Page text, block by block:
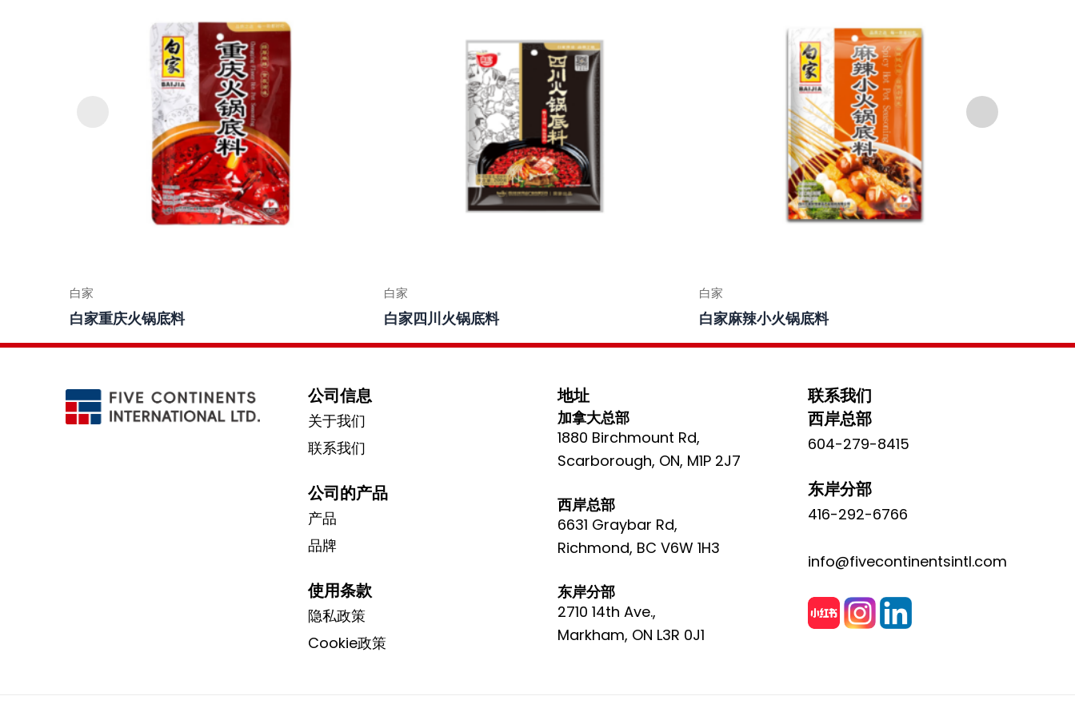
白家
白家重庆火锅底料
白家
白家四川火锅底料
白家
白家麻辣小火锅底料
公司信息
关于我们
联系我们
公司的产品
产品
品牌
使用条款
隐私政策
Cookie政策
地址
加拿大总部
1880 Birchmount Rd,
Scarborough, ON, M1P 2J7
西岸总部
6631 Graybar Rd,
Richmond, BC V6W 1H3
东岸分部
2710 14th Ave.,
Markham, ON L3R 0J1
联系我们
西岸总部
604-279-8415
东岸分部
416-292-6766
info@fivecontinentsintl.com